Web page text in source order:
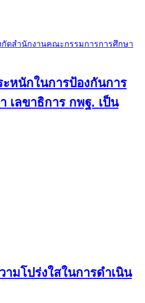
กัดสำนักงานคณะกรรมการการศึกษา
ะหนักในการป้องกันการ
เลขาธิการ กพฐ. เป็น
มโปร่งใสในการดำเนิน